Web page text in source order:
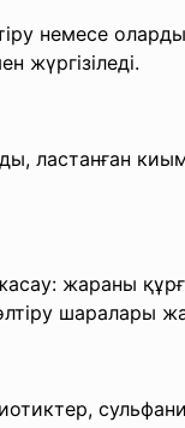
немесе олардың
жүргізіледі.
ластанған
жараны
шаралары